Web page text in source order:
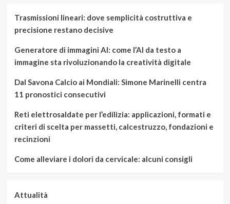
Trasmissioni lineari: dove semplicità costruttiva e
precisione restano decisive
Generatore di immagini AI: come l’AI da testo a
immagine sta rivoluzionando la creatività digitale
Dal Savona Calcio ai Mondiali: Simone Marinelli centra
11 pronostici consecutivi
Reti elettrosaldate per l’edilizia: applicazioni, formati e
criteri di scelta per massetti, calcestruzzo, fondazioni e
recinzioni
Come alleviare i dolori da cervicale: alcuni consigli
Attualità